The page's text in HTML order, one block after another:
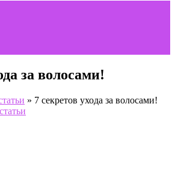
за волосами!
» 7 секретов ухода за волосами!